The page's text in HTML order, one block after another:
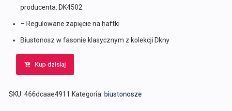
producenta: DK4502
– Regulowane zapięcie na haftki
Biustonosz w fasonie klasycznym z kolekcji Dkny
Kup dzisiaj
SKU: 466dcaae4911 Kategoria: biustonosze